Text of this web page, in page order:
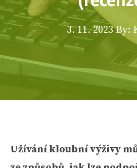
3. 11. 2023 By:
Užívání kloubní výživy